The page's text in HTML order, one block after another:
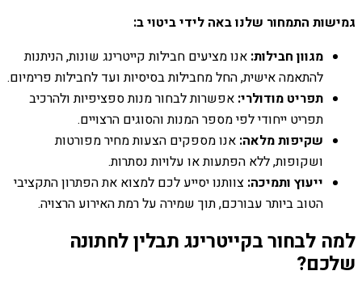
גמישות התמחור שלנו באה לידי ביטוי ב:
מגוון חבילות: אנו מציעים חבילות קייטרינג שונות, הניתנות
להתאמה אישית, החל מחבילות בסיסיות ועד לחבילות פרימיום.
תפריט מודולרי: אפשרות לבחור מנות ספציפיות ולהרכיב
תפריט ייחודי לפי מספר המנות והסוגים הרצויים.
שקיפות מלאה: אנו מספקים הצעות מחיר מפורטות
ושקופות, ללא הפתעות או עלויות נסתרות.
ייעוץ ותמיכה: צוותנו יסייע לכם למצוא את הפתרון התקציבי
הטוב ביותר עבורכם, תוך שמירה על רמת האירוע הרצויה.
למה לבחור בקייטרינג תבלין לחתונה
שלכם?